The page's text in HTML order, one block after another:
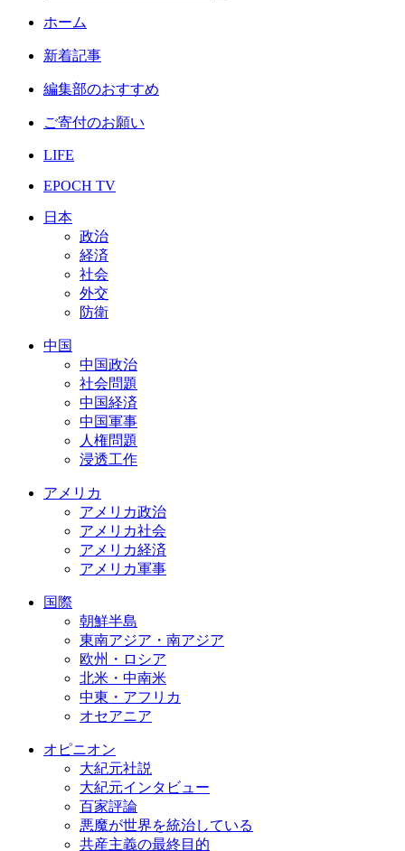
ホーム
新着記事
編集部のおすすめ
ご寄付のお願い
LIFE
EPOCH TV
日本
政治
経済
社会
外交
防衛
中国
中国政治
社会問題
中国経済
中国軍事
人権問題
浸透工作
アメリカ
アメリカ政治
アメリカ社会
アメリカ経済
アメリカ軍事
国際
朝鮮半島
東南アジア・南アジア
欧州・ロシア
北米・中南米
中東・アフリカ
オセアニア
オピニオン
大紀元社説
大紀元インタビュー
百家評論
悪魔が世界を統治している
共産主義の最終目的